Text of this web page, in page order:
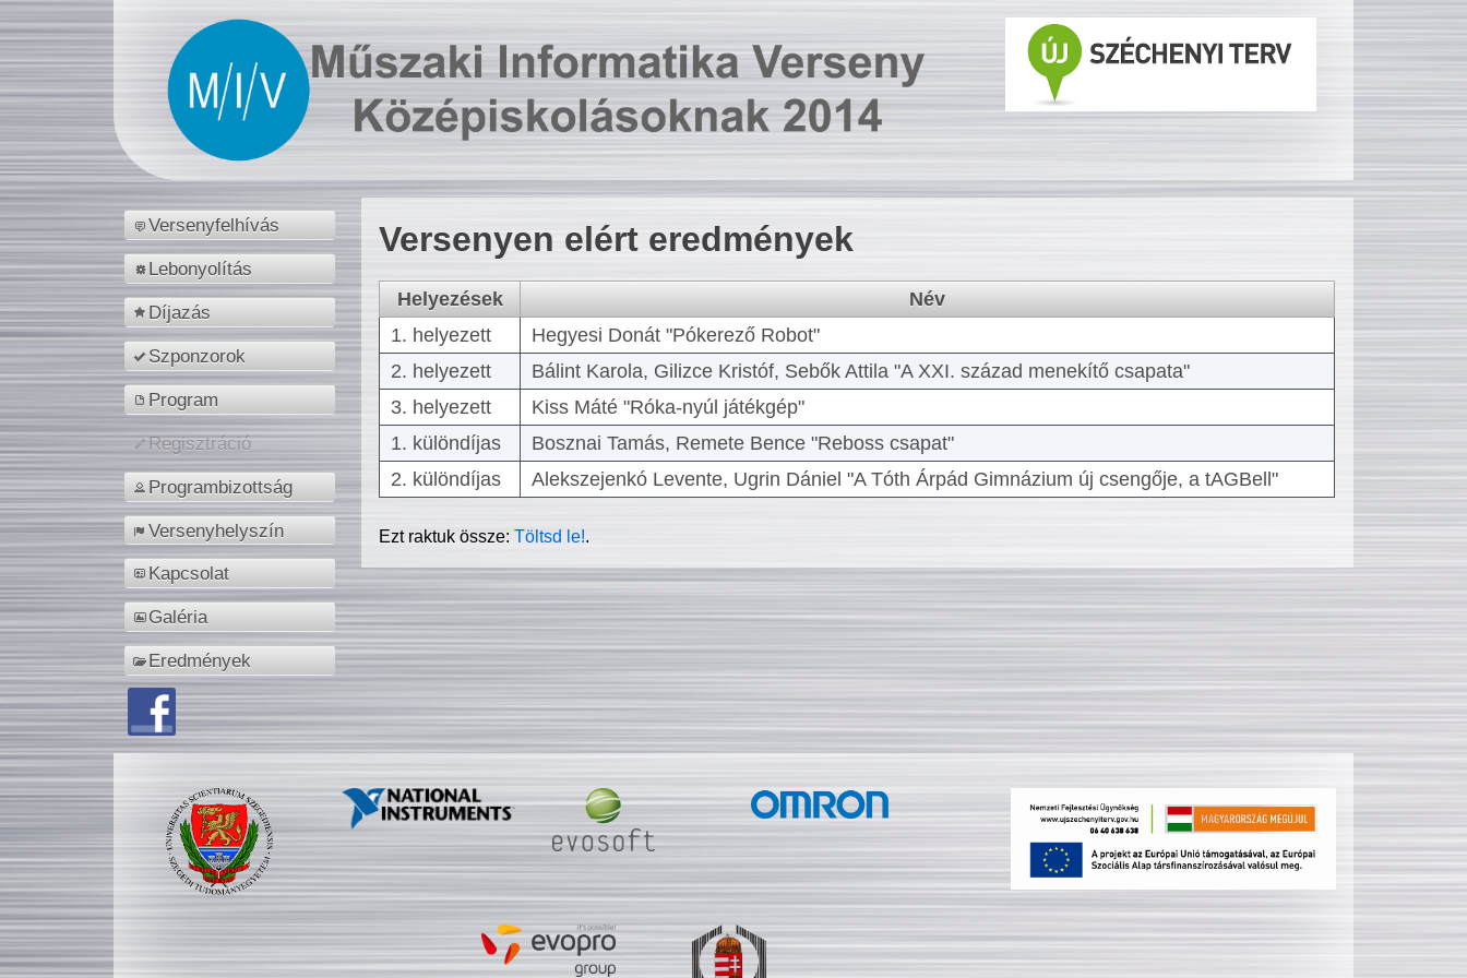
Versenyfelhívás
Lebonyolítás
Díjazás
Szponzorok
Program
Regisztráció
Programbizottság
Versenyhelyszín
Kapcsolat
Galéria
Eredmények
Versenyen elért eredmények
Helyezések
Név
1. helyezett
Hegyesi Donát "Pókerező Robot"
2. helyezett
Bálint Karola, Gilizce Kristóf, Sebők Attila "A XXI. század menekítő csapata"
3. helyezett
Kiss Máté "Róka-nyúl játékgép"
1. különdíjas
Bosznai Tamás, Remete Bence "Reboss csapat"
2. különdíjas
Alekszejenkó Levente, Ugrin Dániel "A Tóth Árpád Gimnázium új csengője, a tAGBell"
Ezt raktuk össze:Töltsd le!.